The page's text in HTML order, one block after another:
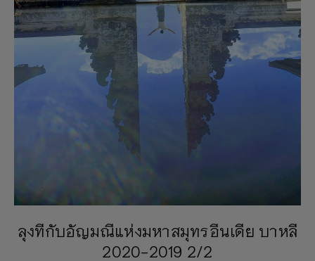
ลุงทีกับอัญมณีแห่งมหาสมุทรอีนเดีย บาหลี
2020-2019 2/2